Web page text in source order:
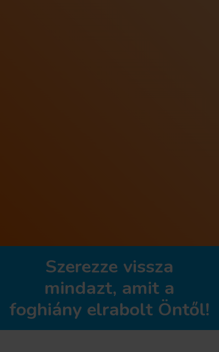
Szerezze vissza
mindazt, amit a
foghiány elrabolt Öntől!